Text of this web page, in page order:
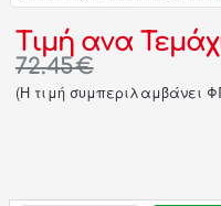
Τιμή ανα
72.45€
(H τιμή συμπεριλαμβάνει